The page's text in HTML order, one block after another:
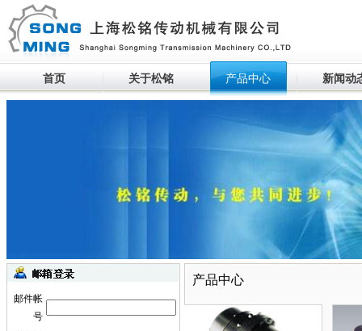
首页 关于松铭 产品中心 新闻动
产品中心
邮件帐
号